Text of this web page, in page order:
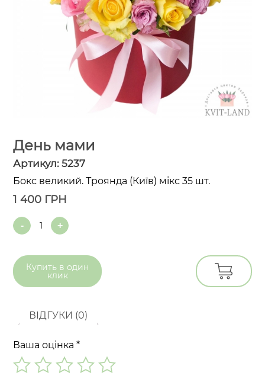
День мами
Артикул:5237
Бокс великий. Троянда (Київ) мікс 35 шт.
1 400 ГРН
Quantity
Купить в один
клик
ВІДГУКИ (0)
Ваша оцінка*